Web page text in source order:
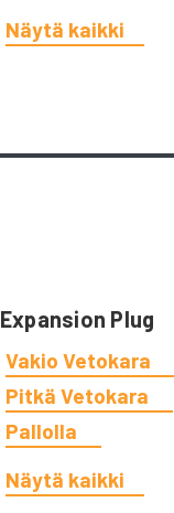
Näytä kaikki
Expansion Plug
Vakio Vetokara
Pitkä Vetokara
Pallolla
Näytä kaikki